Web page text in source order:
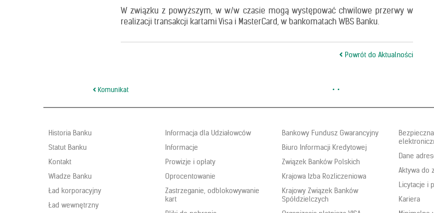
W związku z powyższym, w w/w czasie mogą występować chwilowe przerwy w
realizacji transakcji kartami Visa i MasterCard, w bankomatach WBS Banku.
Powrót do Aktualności
Nawigacja
wpisu
Komunikat
Historia Banku
Statut Banku
Kontakt
Władze Banku
Ład korporacyjny
Ład wewnętrzny
Informacja dla Udziałowców
Informacje
Prowizje i opłaty
Oprocentowanie
Zastrzeganie, odblokowywanie
kart
Bankowy Fundusz Gwarancyjny
Biuro Informacji Kredytowej
Związek Banków Polskich
Krajowa Izba Rozliczeniowa
Krajowy Związek Banków
Spółdzielczych
Dane
Aktywa do
Licytacje i
Kariera